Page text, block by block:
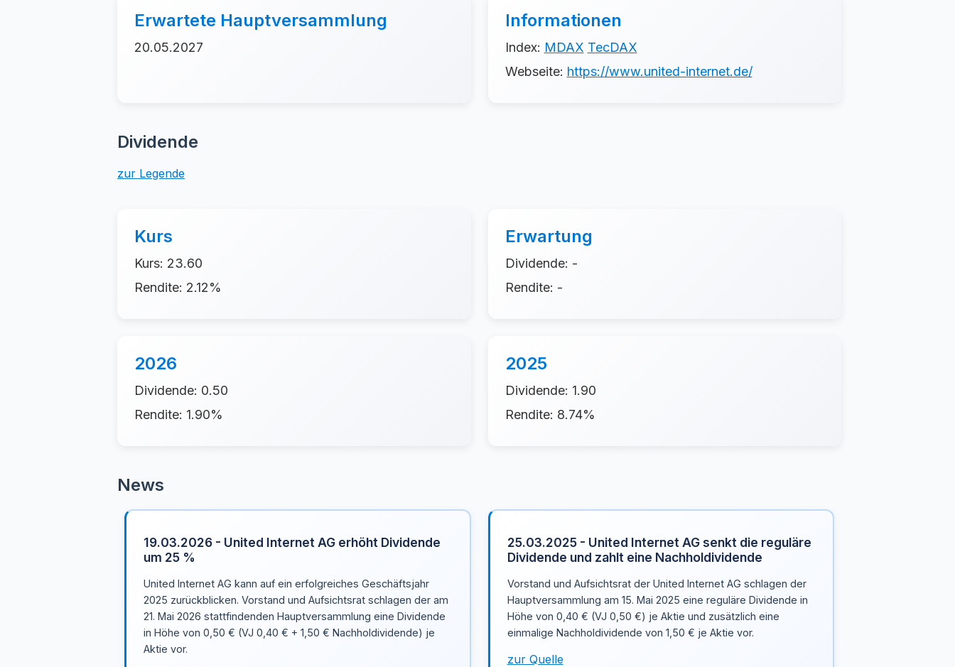
Erwartete Hauptversammlung
20.05.2027
Informationen
Index: MDAX TecDAX
Webseite: https://www.united-internet.de/
Dividende
zur Legende
Kurs
Kurs: 23.60
Rendite: 2.12%
Erwartung
Dividende: -
Rendite: -
2026
Dividende: 0.50
Rendite: 1.90%
2025
Dividende: 1.90
Rendite: 8.74%
News
19.03.2026 - United Internet AG erhöht Dividende
um 25 %
United Internet AG kann auf ein erfolgreiches Geschäftsjahr
2025 zurückblicken. Vorstand und Aufsichtsrat schlagen der am
21. Mai 2026 stattfindenden Hauptversammlung eine Dividende
in Höhe von 0,50 € (VJ 0,40 € + 1,50 € Nachholdividende) je
Aktie vor.
25.03.2025 - United Internet AG senkt die reguläre
Dividende und zahlt eine Nachholdividende
Vorstand und Aufsichtsrat der United Internet AG schlagen der
Hauptversammlung am 15. Mai 2025 eine reguläre Dividende in
Höhe von 0,40 € (VJ 0,50 €) je Aktie und zusätzlich eine
einmalige Nachholdividende von 1,50 € je Aktie vor.
zur Quelle